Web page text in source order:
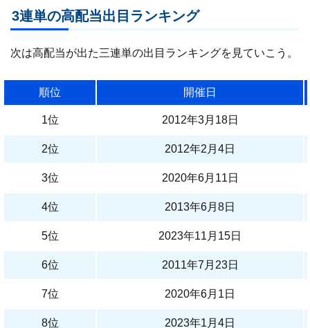
3連単の高配当出目ランキング
次は高配当が出た三連単の出目ランキングを見ていこう。
順位 開催日
1位 2012年3月18日
2位 2012年2月4日
3位 2020年6月11日
4位 2013年6月8日
5位 2023年11月15日
6位 2011年7月23日
7位 2020年6月1日
8位 2023年1月4日